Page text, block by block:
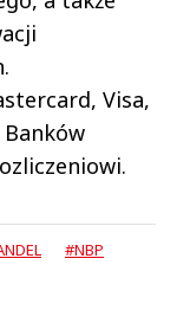
Visa,
#NBP